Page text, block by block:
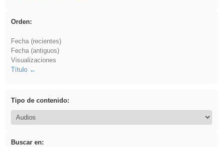
Orden:
Fecha (recientes)
Fecha (antiguos)
Visualizaciones
Título
Tipo de contenido:
Buscar en: